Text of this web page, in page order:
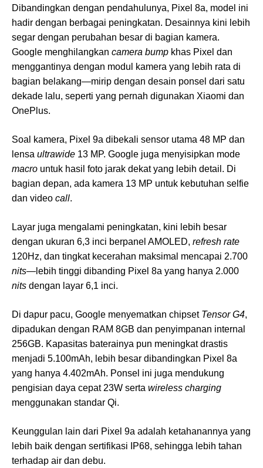
Dibandingkan dengan pendahulunya, Pixel 8a, model ini
hadir dengan berbagai peningkatan. Desainnya kini lebih
segar dengan perubahan besar di bagian kamera.
Google menghilangkan camera bump khas Pixel dan
menggantinya dengan modul kamera yang lebih rata di
bagian belakang—mirip dengan desain ponsel dari satu
dekade lalu, seperti yang pernah digunakan Xiaomi dan
OnePlus.
Soal kamera, Pixel 9a dibekali sensor utama 48 MP dan
lensa ultrawide 13 MP. Google juga menyisipkan mode
macro untuk hasil foto jarak dekat yang lebih detail. Di
bagian depan, ada kamera 13 MP untuk kebutuhan selfie
dan video call.
Layar juga mengalami peningkatan, kini lebih besar
dengan ukuran 6,3 inci berpanel AMOLED, refresh rate
120Hz, dan tingkat kecerahan maksimal mencapai 2.700
nits—lebih tinggi dibanding Pixel 8a yang hanya 2.000
nits dengan layar 6,1 inci.
Di dapur pacu, Google menyematkan chipset Tensor G4,
dipadukan dengan RAM 8GB dan penyimpanan internal
256GB. Kapasitas baterainya pun meningkat drastis
menjadi 5.100mAh, lebih besar dibandingkan Pixel 8a
yang hanya 4.402mAh. Ponsel ini juga mendukung
pengisian daya cepat 23W serta wireless charging
menggunakan standar Qi.
Keunggulan lain dari Pixel 9a adalah ketahanannya yang
lebih baik dengan sertifikasi IP68, sehingga lebih tahan
terhadap air dan debu.